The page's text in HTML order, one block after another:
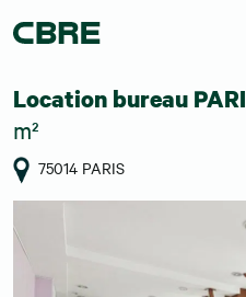
Location bureau
m²
75014 PARIS